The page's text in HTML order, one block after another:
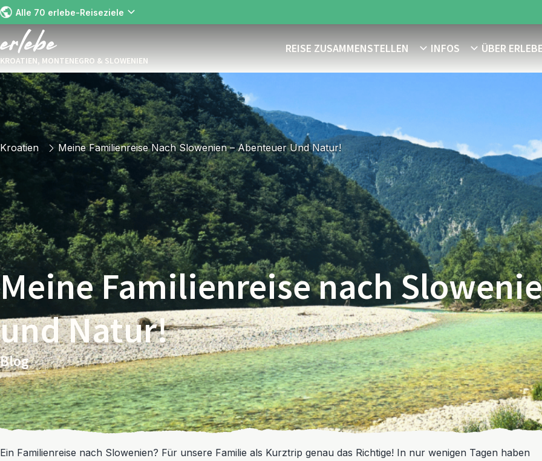
Alle 70 erlebe-Reiseziele
KROATIEN, MONTENEGRO & SLOWENIEN
REISE ZUSAMMENSTELLEN INFOS ÜBER ERLEBE
Kroatien Meine Familienreise Nach Slowenien – Abenteuer Und Natur!
Meine Familienreise nach
und Natur!
Blog
Ein Familienreise nach Slowenien? Für unsere Familie als Kurztrip genau das Richtige! In nur wenigen Tagen haben